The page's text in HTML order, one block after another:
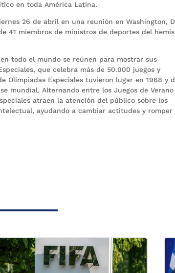
en toda América Latina.
26 de abril en una reunión en Washington,
41 miembros de ministros de deportes del
todo el mundo se reúnen para mostrar sus
que celebra más de 50.000 juegos y
Olimpiadas Especiales tuvieron lugar en 1968 y
mundial. Alternando entre los Juegos de Verano
atraen la atención del público sobre los
ayudando a cambiar actitudes y romper